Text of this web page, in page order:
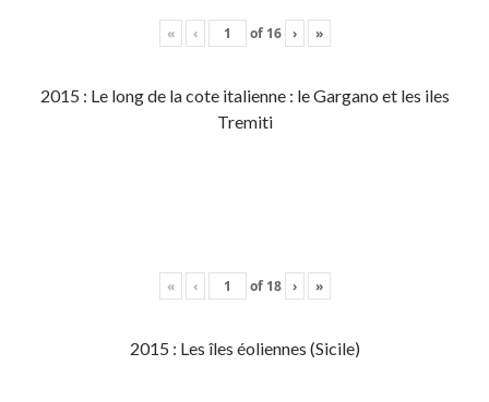
« ‹ of 16 › »
2015 : Le long de la cote italienne : le Gargano et les iles
Tremiti
« ‹ of 18 › »
2015 : Les îles éoliennes (Sicile)